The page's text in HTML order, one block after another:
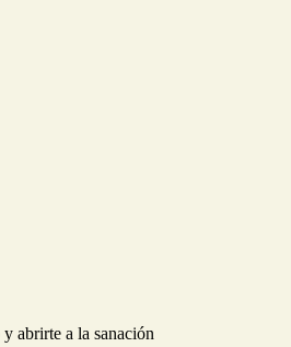
abrirte a la sanación